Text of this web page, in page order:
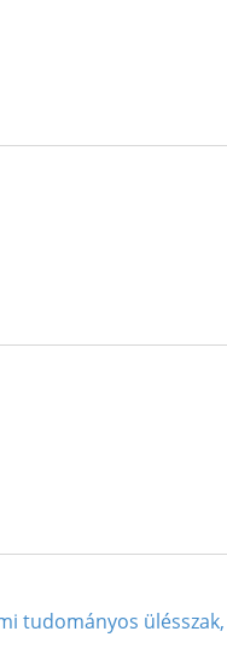
tudományos